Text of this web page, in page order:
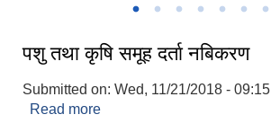
पशु तथा कृषि समूह दर्ता नबिकरण
Submitted on: Wed, 11/21/2018 - 09:15
Read more